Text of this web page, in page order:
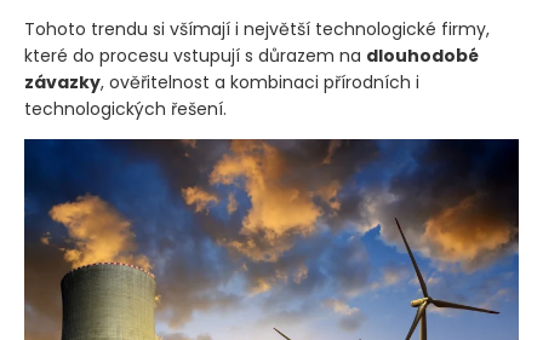
Tohoto trendu si všímají i největší technologické firmy,
které do procesu vstupují s důrazem na dlouhodobé
závazky, ověřitelnost a kombinaci přírodních i
technologických řešení.